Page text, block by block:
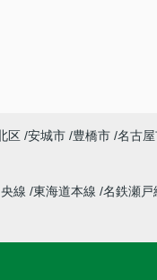
区 安城市 豊橋市 名古
線 東海道本線 名鉄瀬